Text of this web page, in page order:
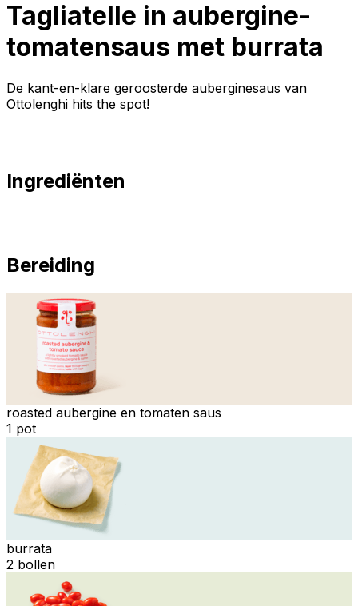
Tagliatelle in aubergine-
tomatensaus met burrata
De kant-en-klare geroosterde auberginesaus van
Ottolenghi hits the spot!
Ingrediënten
Bereiding
roasted aubergine en tomaten saus
1 pot
burrata
2 bollen